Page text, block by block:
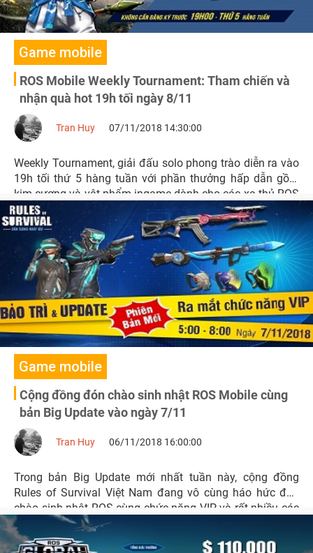
Game mobile
ROS Mobile Weekly Tournament: Tham chiến và
nhận quà hot 19h tối ngày 8/11
Tran Huy 07/11/2018 14:30:00
Weekly Tournament, giải đấu solo phong trào diễn ra vào
19h tối thứ 5 hàng tuần với phần thưởng hấp dẫn gồm
kim cương và vật phẩm ingame dành cho các xạ thủ ROS
Mobile server Asia.
Game mobile
Cộng đồng đón chào sinh nhật ROS Mobile cùng
bản Big Update vào ngày 7/11
Tran Huy 06/11/2018 16:00:00
Trong bản Big Update mới nhất tuần này, cộng đồng
Rules of Survival Việt Nam đang vô cùng háo hức đón
chào sinh nhật ROS cùng chức năng VIP và rất nhiều các
trang phục đặc sắc.